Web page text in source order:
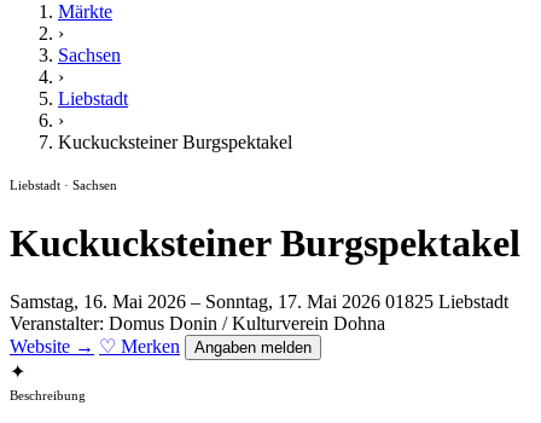
Märkte
›
Sachsen
›
Liebstadt
›
Kuckucksteiner Burgspektakel
Liebstadt · Sachsen
Kuckucksteiner Burgspektakel
Samstag, 16. Mai 2026 – Sonntag, 17. Mai 2026 01825 Liebstadt
Veranstalter: Domus Donin / Kulturverein Dohna
Website → ♡ Merken Angaben melden
✦
Beschreibung